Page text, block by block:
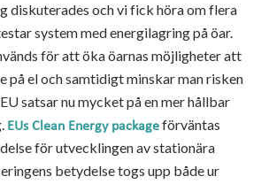
diskuterades och vi fick höra om flera
system med energilagring på öar.
för att öka öarnas möjligheter att
på el och samtidigt minskar man risken
satsar nu mycket på en mer hållbar
EUs Clean Energy packageförväntas
för utvecklingen av stationära
betydelse togs upp både ur